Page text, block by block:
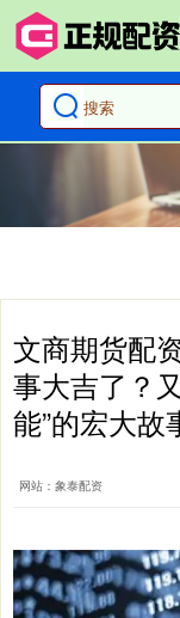
文商期货配
事大吉了？
能”的宏大故
网站：象泰配资